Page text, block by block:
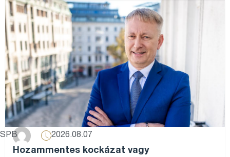
SPB 2026.08.07
Hozammentes kockázat vagy